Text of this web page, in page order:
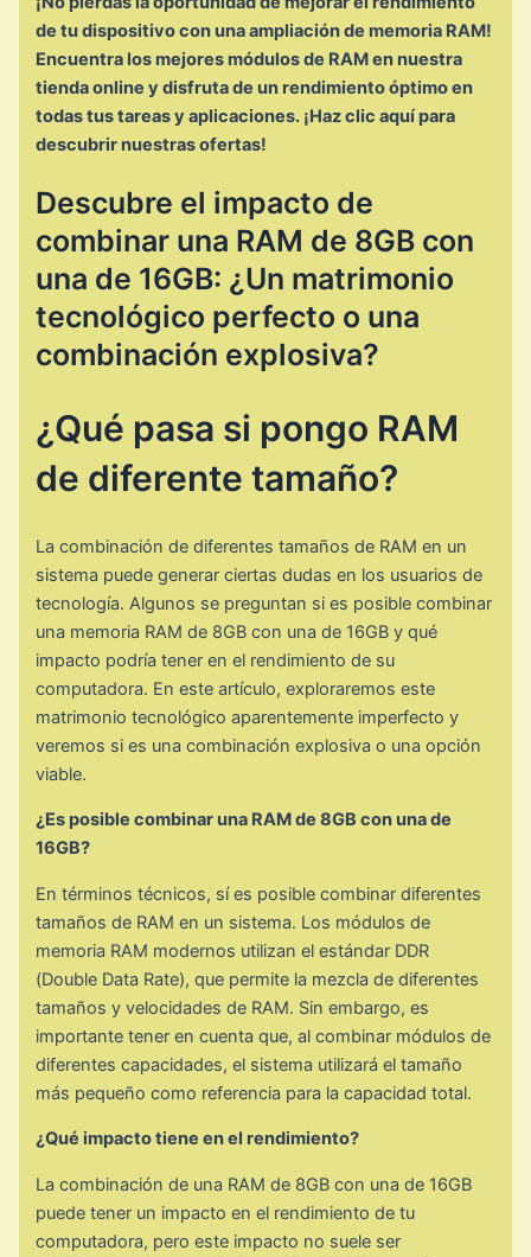
de tu dispositivo con una ampliación de memoria RAM!
Encuentra los mejores módulos de RAM en nuestra
tienda online y disfruta de un rendimiento óptimo en
todas tus tareas y aplicaciones. ¡Haz clic aquí para
descubrir nuestras ofertas!
Descubre el impacto de
combinar una RAM de 8GB con
una de 16GB: ¿Un matrimonio
tecnológico perfecto o una
combinación explosiva?
¿Qué pasa si pongo RAM
de diferente tamaño?
La combinación de diferentes tamaños de RAM en un
sistema puede generar ciertas dudas en los usuarios de
tecnología. Algunos se preguntan si es posible combinar
una memoria RAM de 8GB con una de 16GB y qué
impacto podría tener en el rendimiento de su
computadora. En este artículo, exploraremos este
matrimonio tecnológico aparentemente imperfecto y
veremos si es una combinación explosiva o una opción
viable.
¿Es posible combinar una RAM de 8GB con una de
16GB?
En términos técnicos, sí es posible combinar diferentes
tamaños de RAM en un sistema. Los módulos de
memoria RAM modernos utilizan el estándar DDR
(Double Data Rate), que permite la mezcla de diferentes
tamaños y velocidades de RAM. Sin embargo, es
importante tener en cuenta que, al combinar módulos de
diferentes capacidades, el sistema utilizará el tamaño
más pequeño como referencia para la capacidad total.
¿Qué impacto tiene en el rendimiento?
La combinación de una RAM de 8GB con una de 16GB
puede tener un impacto en el rendimiento de tu
computadora, pero este impacto no suele ser